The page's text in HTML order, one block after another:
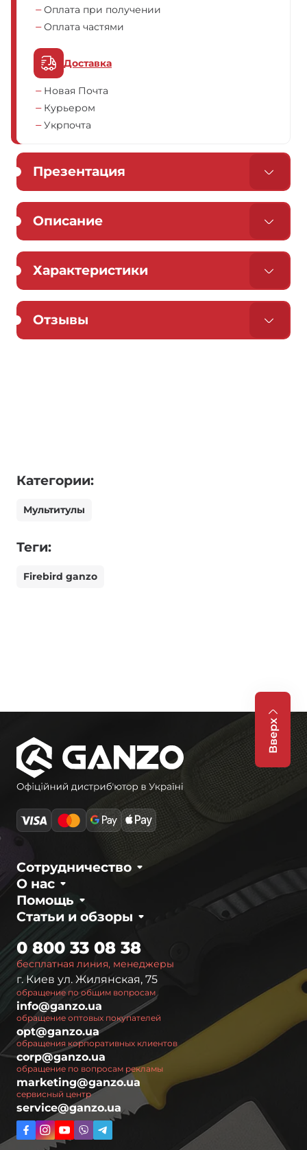
Оплата при получении
Оплата частями
Доставка
Новая Почта
Курьером
Укрпочта
Презентация
Описание
Характеристики
Отзывы
Категории:
Мультитулы
Теги:
Firebird ganzo
Вверх
О нас
Сотрудничество
Статьи и обзоры
Помощь
бесплатная линия, менеджеры
0 800 33 08 38
г. Киев ул. Жилянская, 75
обращение по общим вопросам
info@ganzo.ua
обращение оптовых покупателей
opt@ganzo.ua
обращения корпоративных клиентов
corp@ganzo.ua
обращение по вопросам рекламы
marketing@ganzo.ua
сервисный центр
service@ganzo.ua